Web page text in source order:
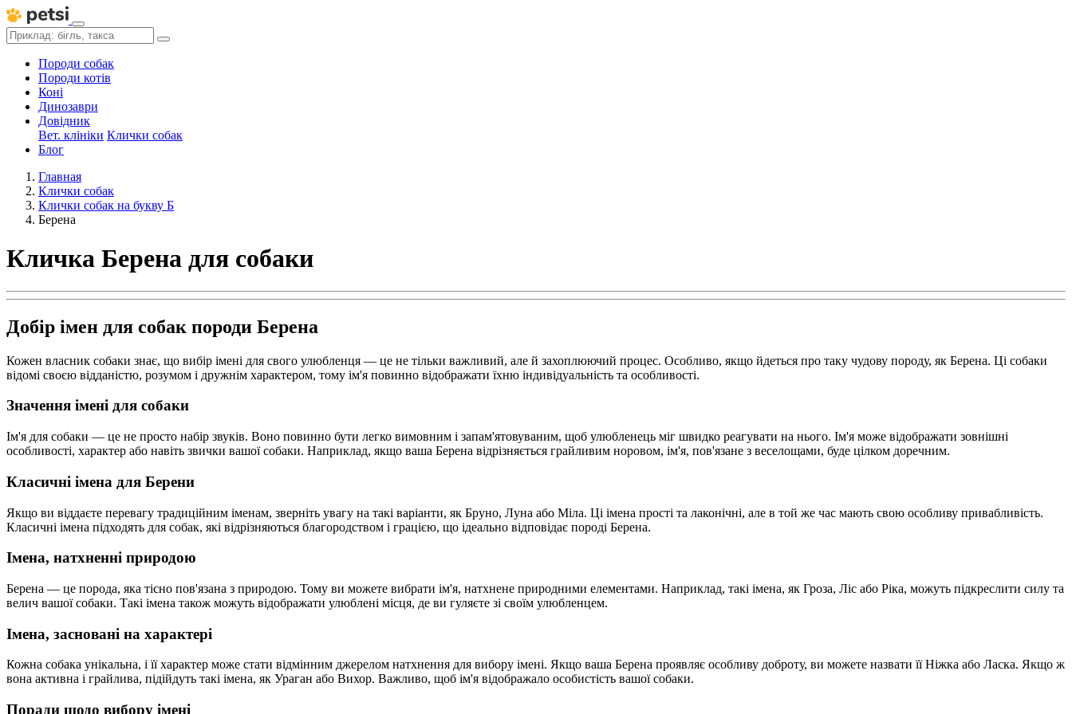
Породи собак
Породи котів
Коні
Динозаври
Довідник
Вет. клініки Клички собак
Блог
Главная
Клички собак
Клички собак на букву Б
Берена
Кличка Берена для собаки
Добір імен для собак породи Берена
Кожен власник собаки знає, що вибір імені для свого улюбленця — це не тільки важливий, але й захоплюючий процес. Особливо, якщо йдеться про таку чудову породу, як Берена. Ці собаки
відомі своєю відданістю, розумом і дружнім характером, тому ім'я повинно відображати їхню індивідуальність та особливості.
Значення імені для собаки
Ім'я для собаки — це не просто набір звуків. Воно повинно бути легко вимовним і запам'ятовуваним, щоб улюбленець міг швидко реагувати на нього. Ім'я може відображати зовнішні
особливості, характер або навіть звички вашої собаки. Наприклад, якщо ваша Берена відрізняється грайливим норовом, ім'я, пов'язане з веселощами, буде цілком доречним.
Класичні імена для Берени
Якщо ви віддаєте перевагу традиційним іменам, зверніть увагу на такі варіанти, як Бруно, Луна або Міла. Ці імена прості та лаконічні, але в той же час мають свою особливу привабливість.
Класичні імена підходять для собак, які відрізняються благородством і грацією, що ідеально відповідає породі Берена.
Імена, натхненні природою
Берена — це порода, яка тісно пов'язана з природою. Тому ви можете вибрати ім'я, натхнене природними елементами. Наприклад, такі імена, як Гроза, Ліс або Ріка, можуть підкреслити силу та
велич вашої собаки. Такі імена також можуть відображати улюблені місця, де ви гуляєте зі своїм улюбленцем.
Імена, засновані на характері
Кожна собака унікальна, і її характер може стати відмінним джерелом натхнення для вибору імені. Якщо ваша Берена проявляє особливу доброту, ви можете назвати її Ніжка або Ласка. Якщо ж
вона активна і грайлива, підійдуть такі імена, як Ураган або Вихор. Важливо, щоб ім'я відображало особистість вашої собаки.
Поради щодо вибору імені